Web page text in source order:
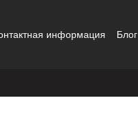
информация
Блог